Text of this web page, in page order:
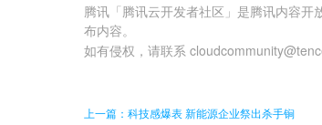
腾讯「腾讯云开发者社区」是腾讯内容
布内容。
如有侵权，请联系
上一篇：科技感爆表 新能源企业祭出杀手锏